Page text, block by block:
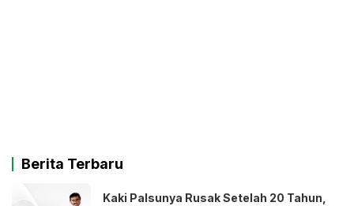
Berita Terbaru
Kaki Palsunya Rusak Setelah 20 Tahun,